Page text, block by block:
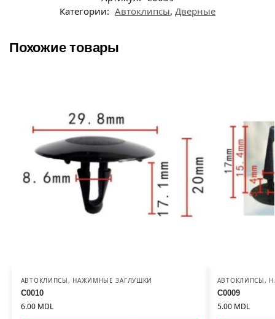
Категории: Автоклипсы, Дверные
Похожие товары
АВТОКЛИПСЫ, НАЖИМНЫЕ ЗАГЛУШКИ
C0010
6.00 MDL
АВТОКЛИПСЫ,
C0009
5.00 MDL